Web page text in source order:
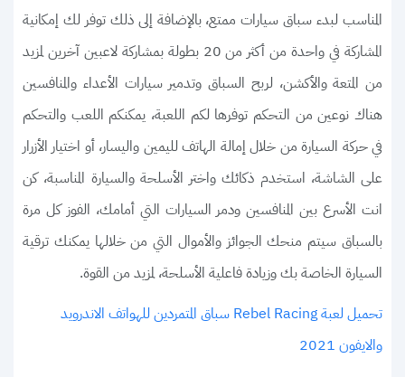
المناسب لبدء سباق سيارات ممتع، بالإضافة إلى ذلك توفر لك إمكانية
المشاركة في واحدة من أكثر من 20 بطولة بمشاركة لاعبين آخرين لمزيد
من المتعة والأكشن، لربح السباق وتدمير سيارات الأعداء والمنافسين
هناك نوعين من التحكم توفرها لكم اللعبة، يمكنكم اللعب والتحكم
في حركة السيارة من خلال إمالة الهاتف لليمين واليسار، أو اختيار الأزرار
على الشاشة، استخدم ذكائك واختر الأسلحة والسيارة المناسبة، كن
انت الأسرع بين المنافسين ودمر السيارات التي أمامك، الفوز كل مرة
بالسباق سيتم منحك الجوائز والأموال التي من خلالها يمكنك ترقية
السيارة الخاصة بك وزيادة فاعلية الأسلحة، لمزيد من القوة.
تحميل لعبة Rebel Racing سباق المتمردين للهواتف الاندرويد
والايفون 2021